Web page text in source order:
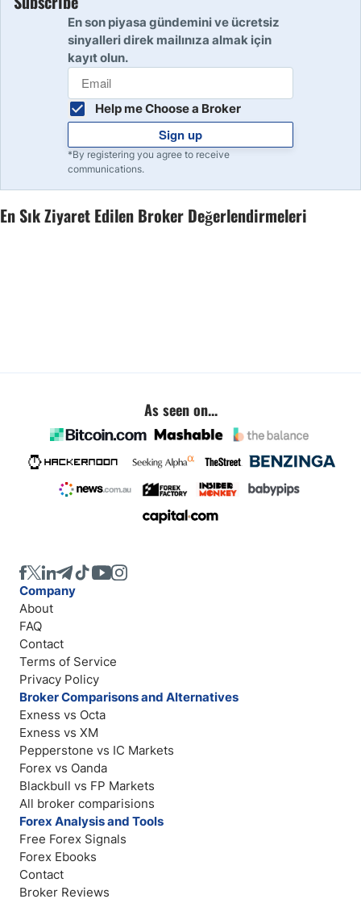
10
En son piyasa gündemini ve ücretsiz
sinyalleri direk mailınıza almak için
kayıt olun.
Help me Choose a Broker
Sign up
*By registering you agree to receive
communications.
En Sık Ziyaret Edilen Broker Değerlendirmeleri
As seen on...
Company
About
FAQ
Contact
Terms of Service
Privacy Policy
Broker Comparisons and Alternatives
Exness vs Octa
Exness vs XM
Pepperstone vs IC Markets
Forex vs Oanda
Blackbull vs FP Markets
All broker comparisions
Forex Analysis and Tools
Free Forex Signals
Forex Ebooks
Contact
Broker Reviews